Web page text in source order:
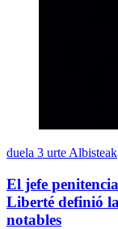
duela 3 urte Albisteak
El jefe
Liberté definió
notables